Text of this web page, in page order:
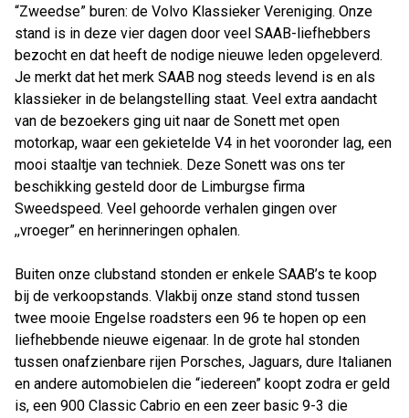
“Zweedse” buren: de Volvo Klassieker Vereniging. Onze
stand is in deze vier dagen door veel SAAB-liefhebbers
bezocht en dat heeft de nodige nieuwe leden opgeleverd.
Je merkt dat het merk SAAB nog steeds levend is en als
klassieker in de belangstelling staat. Veel extra aandacht
van de bezoekers ging uit naar de Sonett met open
motorkap, waar een gekietelde V4 in het vooronder lag, een
mooi staaltje van techniek. Deze Sonett was ons ter
beschikking gesteld door de Limburgse firma
Sweedspeed. Veel gehoorde verhalen gingen over
,,vroeger” en herinneringen ophalen.
Buiten onze clubstand stonden er enkele SAAB’s te koop
bij de verkoopstands. Vlakbij onze stand stond tussen
twee mooie Engelse roadsters een 96 te hopen op een
liefhebbende nieuwe eigenaar. In de grote hal stonden
tussen onafzienbare rijen Porsches, Jaguars, dure Italianen
en andere automobielen die “iedereen” koopt zodra er geld
is, een 900 Classic Cabrio en een zeer basic 9-3 die